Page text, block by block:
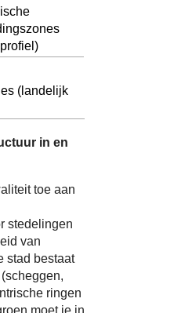
(landelijk
in en
toe aan
stedelingen
van
stad bestaat
ringen
moet je in